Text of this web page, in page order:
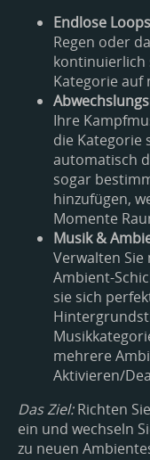
Endlose
Regen oder
kontinuierlich
Kategorie auf
Ihre
die Kategorie
automatisch
sogar
hinzufügen,
Momente
Musik &
Verwalten
Ambient-
sie sich
mehrere
Aktivieren/
Das Ziel:Richten
ein und wechseln
zu neuen